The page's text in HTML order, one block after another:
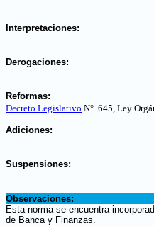
Interpretaciones:
Derogaciones:
Reformas:
Decreto Legislativo N°. 645, Ley
Adiciones:
Suspensiones:
Observaciones:
Esta norma se encuentra
de Banca y Finanzas.